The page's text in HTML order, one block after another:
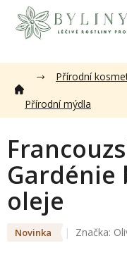
obsah
Přírodní
Přírodní mýdla
Gardénie
oleje
Novinka Značka: